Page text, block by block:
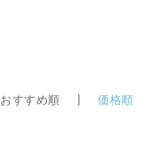
おすすめ順 |価格順